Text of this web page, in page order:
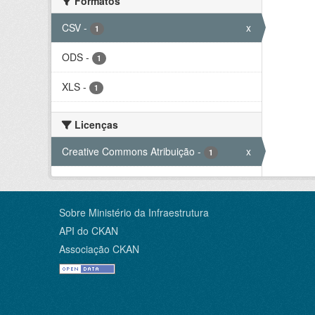
CSV - 1 x
ODS - 1
XLS - 1
Licenças
Creative Commons Atribuição - 1 x
Sobre Ministério da Infraestrutura
API do CKAN
Associação CKAN